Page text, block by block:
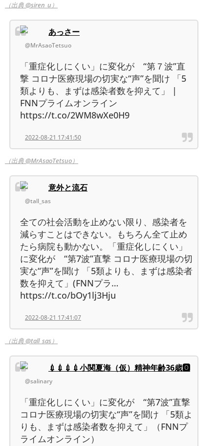
（出典 @siren_u）
あっさー
@MrAsaoTetsuo
「重症化しにくい」に変化が “第７波”直
撃 コロナ医療現場の切実な“声”を聞け 「5
類よりも、まずは感染者数を抑えて」 |
FNNプライムオンライン
https://t.co/2WM8wXe0H9
2022-08-21 17:41:50
（出典 @MrAsaoTetsuo）
意外と流石
@tall_sas
全ての社会活動を止めない限り、感染者を
減らすことはできない。もちろん全て止め
たら病院も動かない。「重症化しにくい」
に変化が “第7波”直撃 コロナ医療現場の切
実な“声”を聞け 「5類よりも、まずは感染者
数を抑えて」(FNNプラ…
https://t.co/bOy1lj3Hju
2022-08-21 17:41:07
（出典 @tall_sas）
💉💉💉💉小関夏海（仮）精神年齢36歳🅾
@salinary
「重症化しにくい」に変化が “第7波”直撃
コロナ医療現場の切実な“声”を聞け 「5類よ
りも、まずは感染者数を抑えて」（FNNプ
ライムオンライン）